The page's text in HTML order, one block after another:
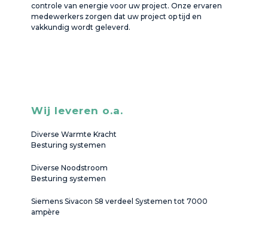
controle van energie voor uw project. Onze ervaren
medewerkers zorgen dat uw project op tijd en
vakkundig wordt geleverd.
Wij leveren o.a.
Diverse Warmte Kracht
Besturing systemen
Diverse Noodstroom
Besturing systemen
Siemens Sivacon S8 verdeel Systemen tot 7000
ampère